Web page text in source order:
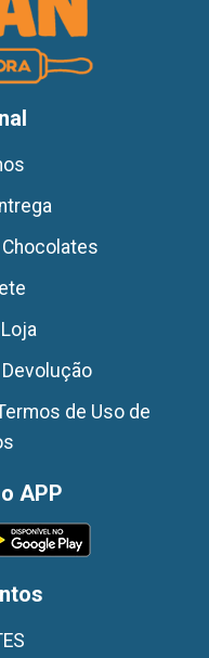
de Uso de
APP